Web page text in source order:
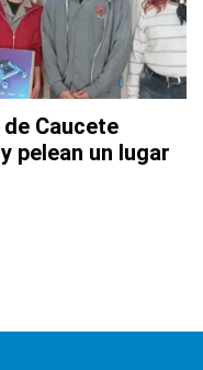
Caucete
pelean un lugar